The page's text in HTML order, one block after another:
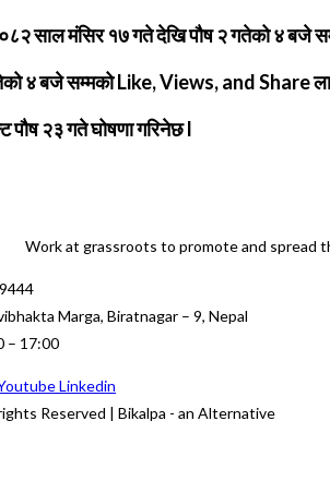
साल मंसिर १७ गते देखि पौष २ गतेको ४ बजे
४ बजे सम्मको Like, Views, and Share
पौष २३ गते घोषणा गरिनेछ l
Work at grassroots to promote and spread
Marga, Biratnagar – 9, Nepal
– 17:00
Linkedin
Reserved | Bikalpa - an Alternative